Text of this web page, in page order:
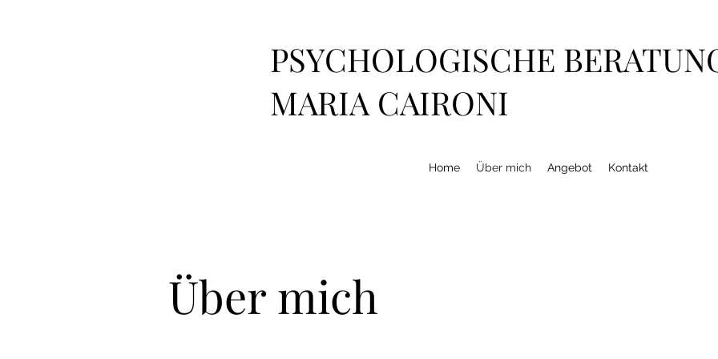
PSYCHOLOGISCHE
MARIA CAIRONI
Home Über mich Angebot Kontakt
Über mich